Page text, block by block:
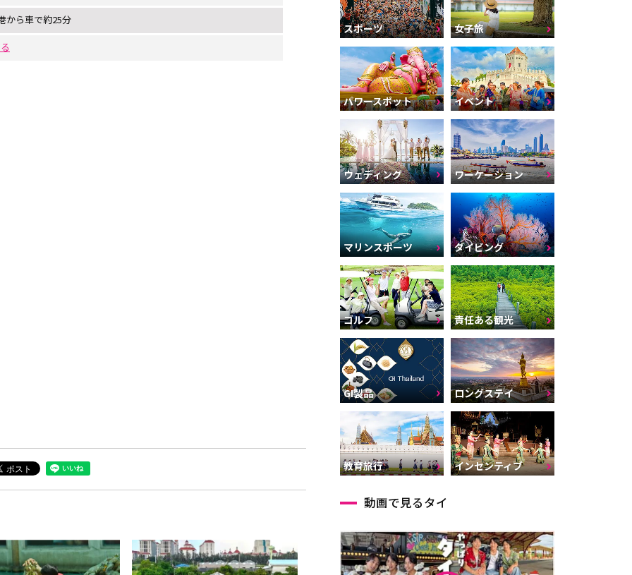
から車で約25分
スポーツ 女子旅
パワースポット イベント
ウェディング ワーケーション
マリンスポーツ ダイビング
ゴルフ 責任ある観光
GI製品 ロングステイ
教育旅行 インセンティブ
動画で見るタイ